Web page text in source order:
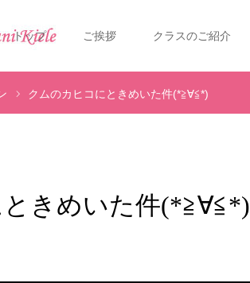
トップ ご挨拶 クラスのご紹介
クムのカヒコにときめいた件(*≧∀≦*)
きめいた件(*≧∀≦*)